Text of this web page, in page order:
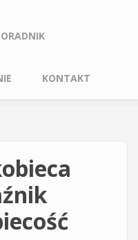
KONTAKT